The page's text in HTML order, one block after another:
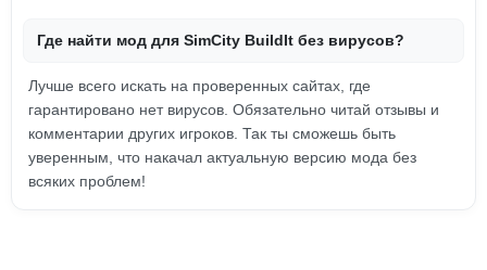
Где найти мод для SimCity BuildIt без вирусов?
Лучше всего искать на проверенных сайтах, где
гарантировано нет вирусов. Обязательно читай отзывы и
комментарии других игроков. Так ты сможешь быть
уверенным, что накачал актуальную версию мода без
всяких проблем!